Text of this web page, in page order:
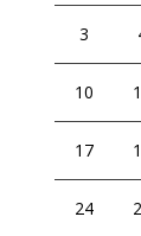
3
10
17
24